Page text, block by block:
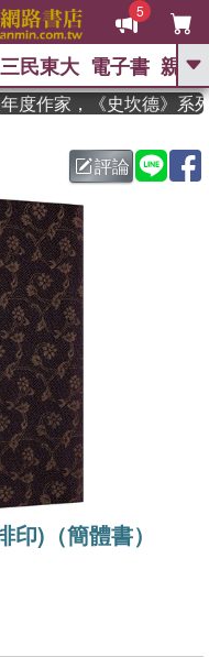
5
GO
父親節 、 如果歷
暑期推薦 、 國際布克
錄 、 方念華
數學女孩：黎曼猜想
神經
三民東大 電子書 親子
作家，《史坎德》系列
評論
)（簡體書）